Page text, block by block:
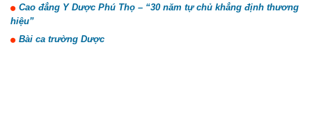
Cao đẳng Y Dược Phú Thọ – “30 năm tự chủ khẳng định thương
hiệu”
Bài ca trường Dược